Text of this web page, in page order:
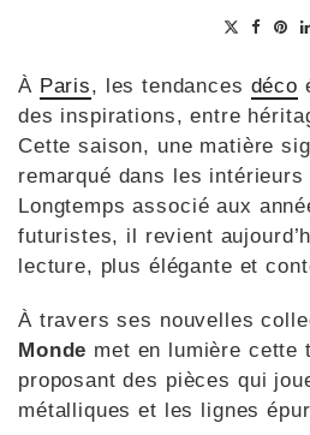
À Paris, les tendances déco
des inspirations, entre
Cette saison, une matière
remarqué dans les
Longtemps associé aux
futuristes, il revient
lecture, plus élégante et
À travers ses nouvelles
Monde met en lumière cette
proposant des pièces qui
métalliques et les lignes